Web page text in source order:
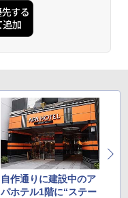
自作通りに建設中のア
パホテル1階に“ステー